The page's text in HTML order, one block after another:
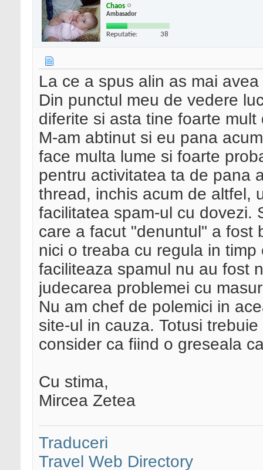
Chaos
Ambasador
Reputatie: 38
La ce a spus alin as mai
Din punctul meu de vedere
diferite si asta tine foarte mult
M-am abtinut si eu pana
face multa lume si foarte
pentru activitatea ta de pana
thread, inchis acum de altfel,
facilitatea spam-ul cu dovezi.
care a facut "denuntul" a fost
nici o treaba cu regula in
faciliteaza spamul nu au fost
judecarea problemei cu
Nu am chef de polemici in
site-ul in cauza. Totusi
consider ca fiind o greseala
Cu stima,
Mircea Zetea
Traduceri
Travel Web Directory